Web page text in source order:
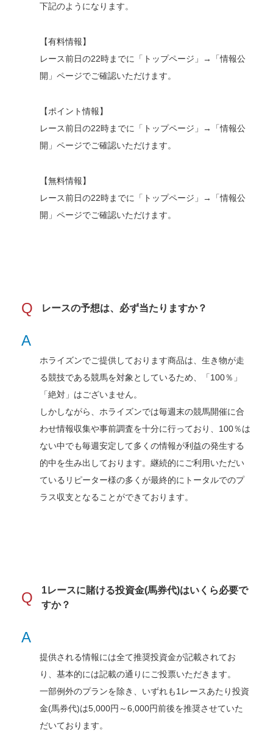
下記のようになります。
【有料情報】
レース前日の22時までに「トップページ」→「情報公
開」ページでご確認いただけます。
【ポイント情報】
レース前日の22時までに「トップページ」→「情報公
開」ページでご確認いただけます。
【無料情報】
レース前日の22時までに「トップページ」→「情報公
開」ページでご確認いただけます。
Q レースの予想は、必ず当たりますか？
A
ホライズンでご提供しております商品は、生き物が走
る競技である競馬を対象としているため、「100％」
「絶対」はございません。
しかしながら、ホライズンでは毎週末の競馬開催に合
わせ情報収集や事前調査を十分に行っており、100％は
ない中でも毎週安定して多くの情報が利益の発生する
的中を生み出しております。継続的にご利用いただい
ているリピーター様の多くが最終的にトータルでのプ
ラス収支となることができております。
Q
1レースに賭ける投資金(馬券代)はいくら必要で
すか？
A
提供される情報には全て推奨投資金が記載されてお
り、基本的には記載の通りにご投票いただきます。
一部例外のプランを除き、いずれも1レースあたり投資
金(馬券代)は5,000円～6,000円前後を推奨させていた
だいております。